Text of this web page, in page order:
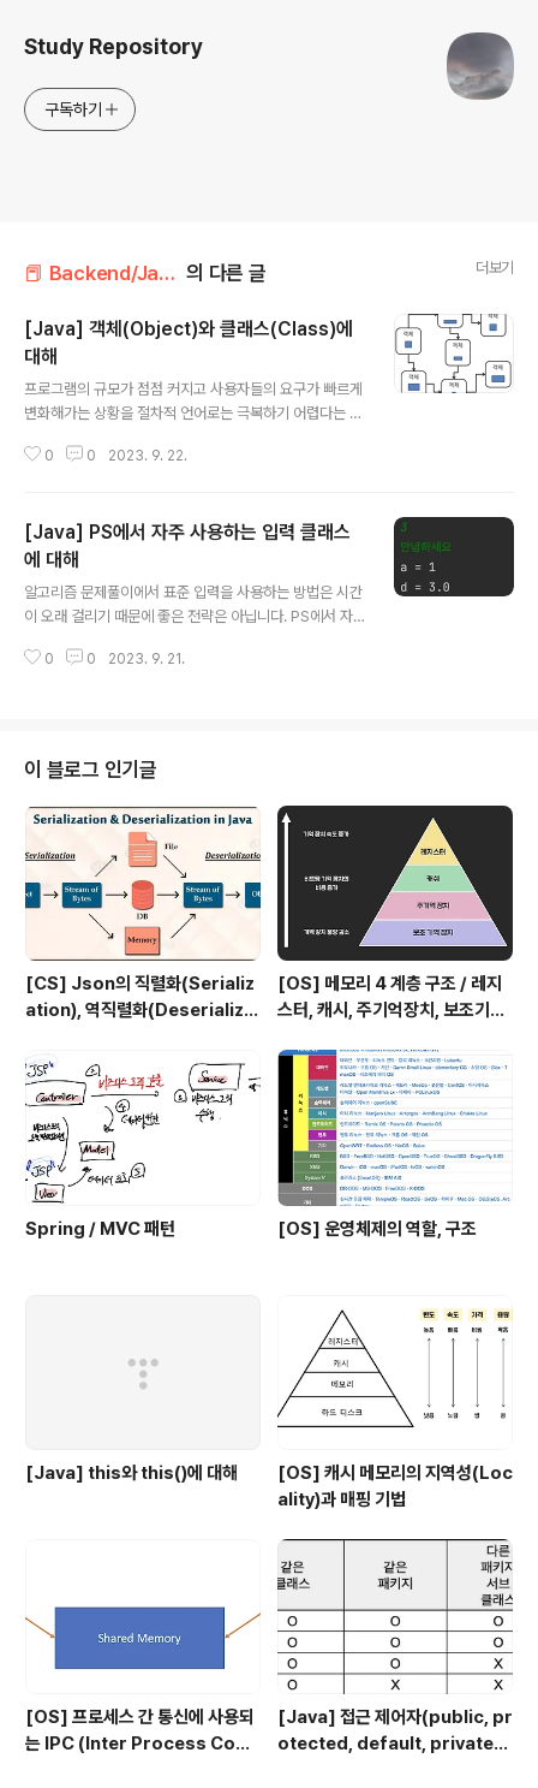
Study Repository
구독하기
📕 Backend/Java 의 다른 글 더보기
[Java] 객체(Object)와 클래스(Class)에
대해
프로그램의 규모가 점점 커지고 사용자들의 요구가 빠르게
변화해가는 상황을 절차적 언어로는 극복하기 어렵다는 한
로 떠오름과 동시에 자바가 발표되고 객체지향언어는 이제
쉽게 말해 객체를 만들고 객체를 사용하는 프로그래밍 방
법이라고 볼 수 있습니다. 프로그램을 데이터와 처리방법
으로 나누는게 아니고, 프로그램을 다수의 "객체"를 만들
고, 객체 간의 상호작용을 통해 프로그램이 동작하도록 설
고 해서 기존 절차적 프로그래밍 언어와 전혀 다른 방식이
0 0 2023. 9. 22.
[Java] PS에서 자주 사용하는 입력 클래스
에 대해
알고리즘 문제풀이에서 표준 입력을 사용하는 방법은 시간
이 오래 걸리기 때문에 좋은 전략은 아닙니다. PS에서 자
봅시다. 대표적으로 자주 사용하는 입력 클래스에는 Scan
ringBuilder가 있습니다. Scanner next + 자료형을 이
용해 입력을 받을 수 있고, hasNext + 자료형을 ㅁ이용해
입력받을 수 있는 자료형이 있는지 구할 수 있습니다. 기본
적인 선언 및 사용 public class ScannerTest { public
static void m..
0 0 2023. 9. 21.
이 블로그 인기글
[CS] Json의 직렬화(Serializ
ation), 역직렬화(Deserializa
[OS] 메모리 4 계층 구조 / 레지
스터, 캐시, 주기억장치, 보조기억
Spring / MVC 패턴 [OS] 운영체제의 역할, 구조
[Java] this와 this()에 대해
[OS] 캐시 메모리의 지역성(Loc
ality)과 매핑 기법
[OS] 프로세스 간 통신에 사용되
는 IPC (Inter Process Com
[Java] 접근 제어자(public, pr
otected, default, private)